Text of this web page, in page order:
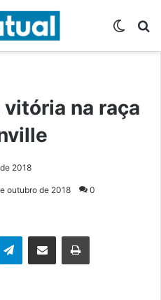
na raça
2018
outubro de 2018 0
Telegram